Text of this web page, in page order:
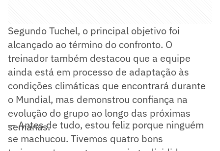
Segundo Tuchel, o principal objetivo foi
alcançado ao término do confronto. O
treinador também destacou que a equipe
ainda está em processo de adaptação às
condições climáticas que encontrará durante
o Mundial, mas demonstrou confiança na
evolução do grupo ao longo das próximas
semanas.
— Antes de tudo, estou feliz porque ninguém
se machucou. Tivemos quatro bons